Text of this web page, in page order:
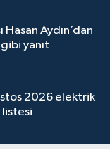
Hasan Aydın’dan
yanıt
2026 elektrik